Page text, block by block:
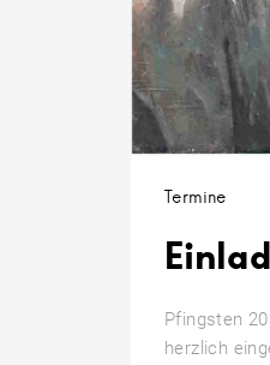
Termine
Pfingsten
herzlich